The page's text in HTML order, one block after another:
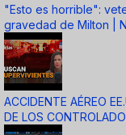
"Esto es horrible":
gravedad de Milton |
ACCIDENTE AÉREO
DE LOS